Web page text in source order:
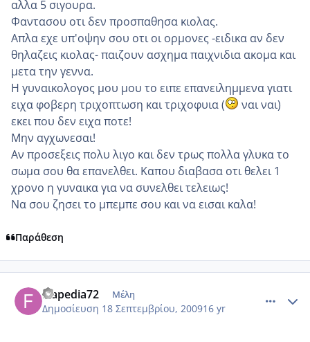
αλλα 5 σιγουρα.
Φαντασου οτι δεν προσπαθησα κιολας.
Απλα εχε υπ'οψην σου οτι οι ορμονες -ειδικα αν δεν
θηλαζεις κιολας- παιζουν ασχημα παιχνιδια ακομα και
μετα την γεννα.
Η γυναικολογος μου μου το ειπε επανειλημμενα γιατι
ειχα φοβερη τριχοπτωση και τριχοφυια (
ναι ναι)
εκει που δεν ειχα ποτε!
Μην αγχωνεσαι!
Αν προσεξεις πολυ λιγο και δεν τρως πολλα γλυκα το
σωμα σου θα επανελθει. Καπου διαβασα οτι θελει 1
χρονο η γυναικα για να συνελθει τελειως!
Να σου ζησει το μπεμπε σου και να εισαι καλα!
Παράθεση
frapedia72 Μέλη
Δημοσίευση 18 Σεπτεμβρίου, 200916 yr